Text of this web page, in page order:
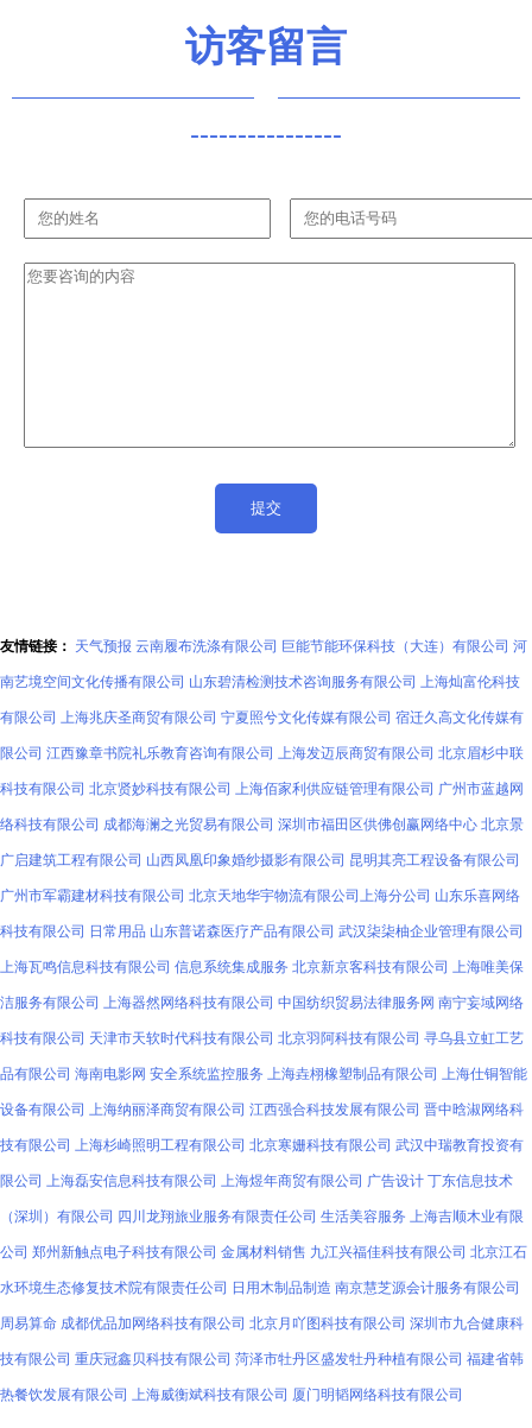
访客留言
----------------
友情链接： 天气预报 云南履布洗涤有限公司 巨能节能环保科技（大连）有限公司 河
南艺境空间文化传播有限公司 山东碧清检测技术咨询服务有限公司 上海灿富伦科技
有限公司 上海兆庆圣商贸有限公司 宁夏照兮文化传媒有限公司 宿迁久高文化传媒有
限公司 江西豫章书院礼乐教育咨询有限公司 上海发迈辰商贸有限公司 北京眉杉中联
科技有限公司 北京贤妙科技有限公司 上海佰家利供应链管理有限公司 广州市蓝越网
络科技有限公司 成都海澜之光贸易有限公司 深圳市福田区供佛创赢网络中心 北京景
广启建筑工程有限公司 山西凤凰印象婚纱摄影有限公司 昆明其亮工程设备有限公司
广州市军霸建材科技有限公司 北京天地华宇物流有限公司上海分公司 山东乐喜网络
科技有限公司 日常用品 山东普诺森医疗产品有限公司 武汉柒柒柚企业管理有限公司
上海瓦鸣信息科技有限公司 信息系统集成服务 北京新京客科技有限公司 上海唯美保
洁服务有限公司 上海器然网络科技有限公司 中国纺织贸易法律服务网 南宁妄域网络
科技有限公司 天津市天软时代科技有限公司 北京羽阿科技有限公司 寻乌县立虹工艺
品有限公司 海南电影网 安全系统监控服务 上海垚栩橡塑制品有限公司 上海仕铜智能
设备有限公司 上海纳丽泽商贸有限公司 江西强合科技发展有限公司 晋中晗淑网络科
技有限公司 上海杉崎照明工程有限公司 北京寒姗科技有限公司 武汉中瑞教育投资有
限公司 上海磊安信息科技有限公司 上海煜年商贸有限公司 广告设计 丁东信息技术
（深圳）有限公司 四川龙翔旅业服务有限责任公司 生活美容服务 上海吉顺木业有限
公司 郑州新触点电子科技有限公司 金属材料销售 九江兴福佳科技有限公司 北京江石
水环境生态修复技术院有限责任公司 日用木制品制造 南京慧芝源会计服务有限公司
周易算命 成都优品加网络科技有限公司 北京月吖图科技有限公司 深圳市九合健康科
技有限公司 重庆冠鑫贝科技有限公司 菏泽市牡丹区盛发牡丹种植有限公司 福建省韩
热餐饮发展有限公司 上海威衡斌科技有限公司 厦门明韬网络科技有限公司